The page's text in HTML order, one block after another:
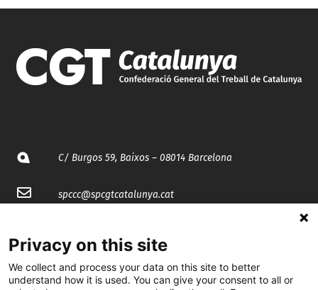
C/ Burgos 59, Baixos – 08014 Barcelona
spccc@spcgtcatalunya.cat
@CGTCatalunya
Privacy on this site
We collect and process your data on this site to better
understand how it is used. You can give your consent to all or